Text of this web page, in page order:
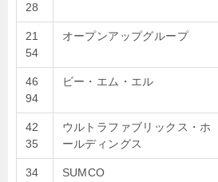
28
21
54
オープンアップグループ
46
94
ビー・エム・エル
42
35
ウルトラファブリックス・ホ
ールディングス
34
SUMCO